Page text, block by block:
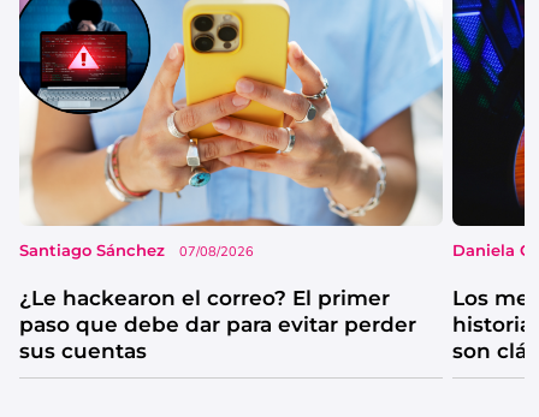
Santiago Sánchez 07/08/2026
¿Le hackearon el correo? El primer
paso que debe dar para evitar perder
sus cuentas
Daniela
Los
historia
son